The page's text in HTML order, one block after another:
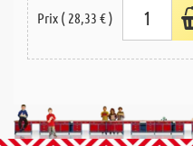
Prix ( 28,33 € )